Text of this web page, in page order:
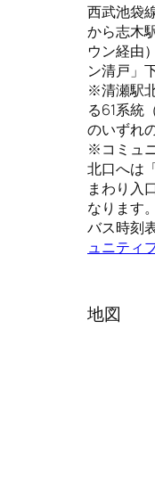
西武池袋
から志木
ウン経由
ン清戸」
※清瀬駅
る61系統
のいずれ
※コミュ
北口へは
まわり入
なります。
バス時
ュニティ
地図